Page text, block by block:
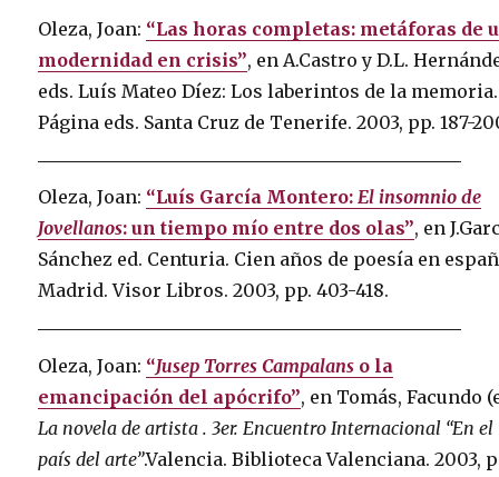
Oleza, Joan: “Las horas completas: metáforas de
modernidad en crisis”, en A.Castro y D.L.
eds. Luís Mateo Díez: Los laberintos de la
Página eds. Santa Cruz de Tenerife. 2003, pp. 187-
Oleza, Joan: “Luís García Montero:El insomnio de
Jovellanos: un tiempo mío entre dos olas”, en
Sánchez ed. Centuria. Cien años de poesía en
Madrid. Visor Libros. 2003, pp. 403-418.
Oleza, Joan: “Jusep Torres Campalans o la
emancipación del apócrifo”, en Tomás, Facundo
La novela de artista . 3er. Encuentro Internacional “En el
país del arte”.Valencia. Biblioteca Valenciana. 2003,